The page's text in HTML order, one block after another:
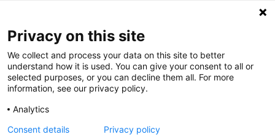
@CGTCatalunya
cgtcatalunya
CGTCatalunya
cgtcatalunya
Privacy on this site
We collect and process your data on this site to better
understand how it is used. You can give your consent to all or
selected purposes, or you can decline them all. For more
information, see our privacy policy.
Analytics
Consent details
Privacy policy